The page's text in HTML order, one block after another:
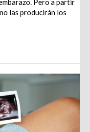
Pero a partir
las producirán los